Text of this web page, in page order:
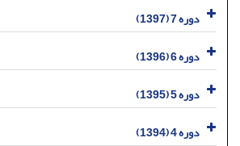
دوره 7 (1397)
دوره 6 (1396)
دوره 5 (1395)
دوره 4 (1394)